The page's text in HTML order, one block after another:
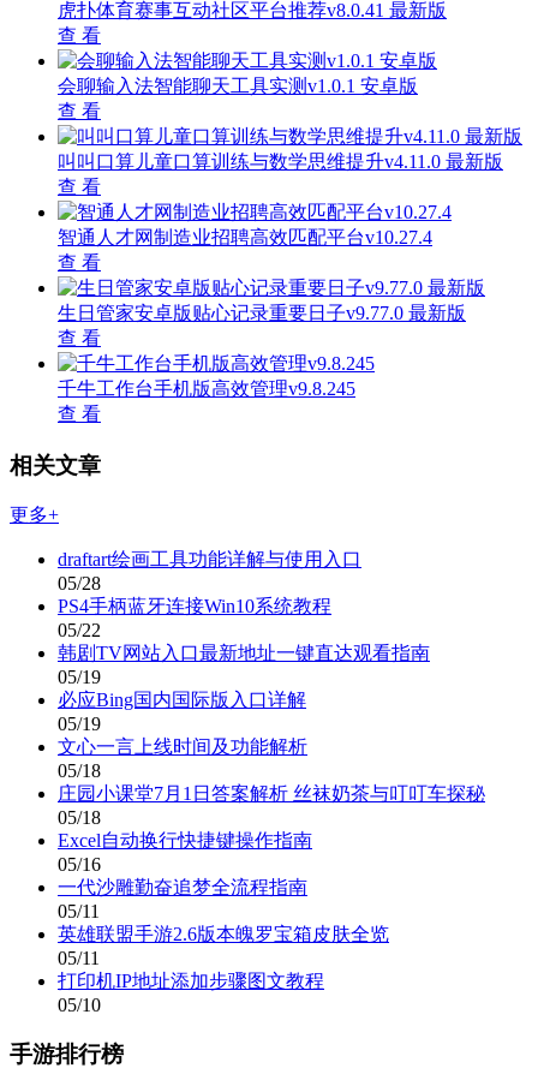
虎扑体育赛事互动社区平台推荐v8.0.41 最新版
查 看
会聊输入法智能聊天工具实测v1.0.1 安卓版
查 看
叫叫口算儿童口算训练与数学思维提升v4.11.0 最新版
查 看
智通人才网制造业招聘高效匹配平台v10.27.4
查 看
生日管家安卓版贴心记录重要日子v9.77.0 最新版
查 看
千牛工作台手机版高效管理v9.8.245
查 看
相关文章
更多+
draftart绘画工具功能详解与使用入口
05/28
PS4手柄蓝牙连接Win10系统教程
05/22
韩剧TV网站入口最新地址一键直达观看指南
05/19
必应Bing国内国际版入口详解
05/19
文心一言上线时间及功能解析
05/18
庄园小课堂7月1日答案解析 丝袜奶茶与叮叮车探秘
05/18
Excel自动换行快捷键操作指南
05/16
一代沙雕勤奋追梦全流程指南
05/11
英雄联盟手游2.6版本魄罗宝箱皮肤全览
05/11
打印机IP地址添加步骤图文教程
05/10
手游排行榜